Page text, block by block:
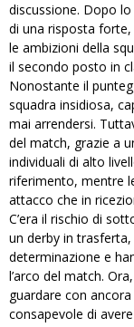
discussione. Dopo
di una risposta
le ambizioni della
il secondo posto in
Nonostante il
squadra insidiosa,
mai arrendersi.
del match, grazie a
individuali di alto
riferimento, mentre
attacco che in
C’era il rischio di
un derby in
determinazione e
l’arco del match.
guardare con
consapevole di